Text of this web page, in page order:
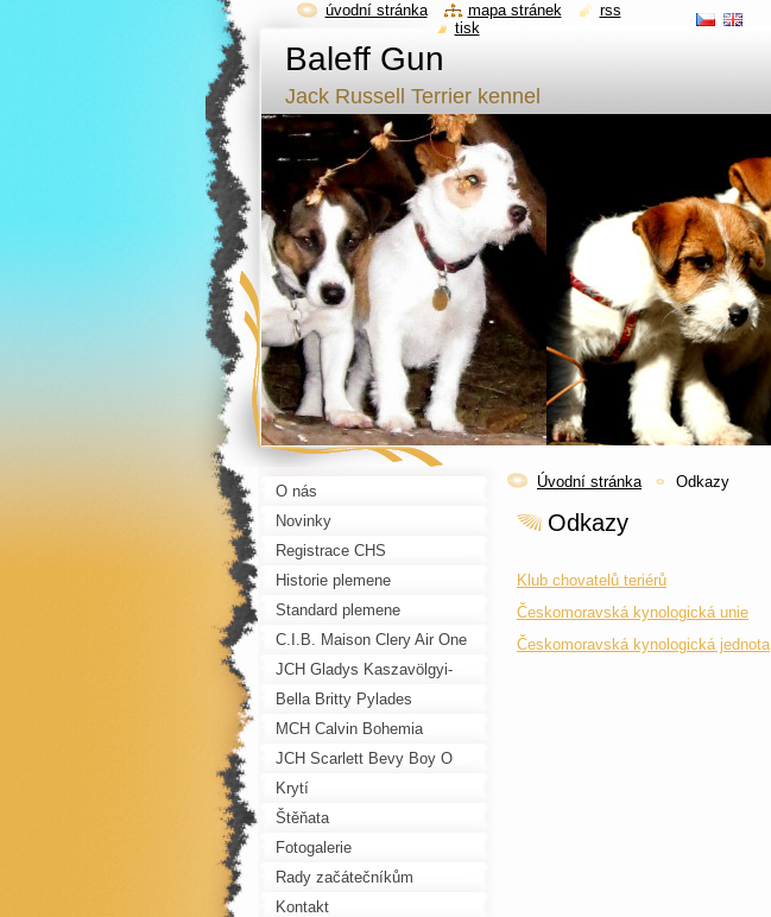
Baleff Gun
Jack Russell Terrier kennel
Úvodní stránka Odkazy
Odkazy
Klub chovatelů teriérů
Českomoravská kynologická unie
Českomoravská kynologická jednota
O nás
Novinky
Registrace CHS
Historie plemene
Standard plemene
C.I.B. Maison Clery Air One
JCH Gladys Kaszavölgyi-
Fürge
Bella Britty Pylades
MCH Calvin Bohemia
Pechos
JCH Scarlett Bevy Boy O
Boy
Krytí
Štěňata
Fotogalerie
Rady začátečníkům
Kontakt
úvodní stránka mapa stránek
rss
tisk